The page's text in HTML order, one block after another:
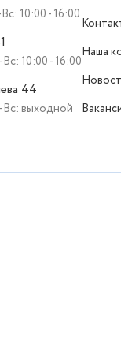
10:00 - 16:00
10:00 - 16:00
44
выходной
Наша